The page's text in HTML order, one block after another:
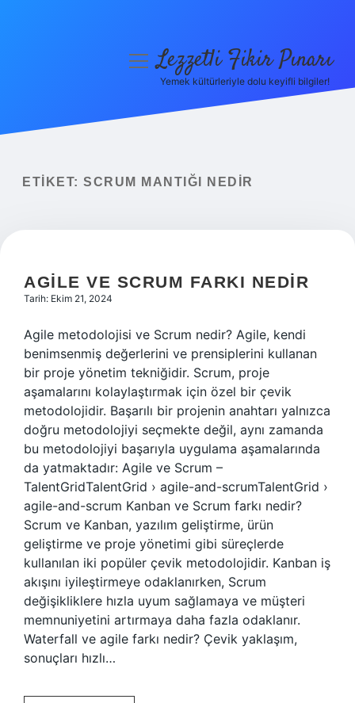
Yasal Uyarı
menüyüLezzetli Fikir Pınarı
Yemek kültürleriyle dolu keyifli bilgiler!
ETIKET: SCRUM MANTIĞI NEDIR
AGILE VE SCRUM FARKI NEDIR
Tarih: Ekim 21, 2024
Agile metodolojisi ve Scrum nedir? Agile, kendi
benimsenmiş değerlerini ve prensiplerini kullanan
bir proje yönetim tekniğidir. Scrum, proje
aşamalarını kolaylaştırmak için özel bir çevik
metodolojidir. Başarılı bir projenin anahtarı yalnızca
doğru metodolojiyi seçmekte değil, aynı zamanda
bu metodolojiyi başarıyla uygulama aşamalarında
da yatmaktadır: Agile ve Scrum –
TalentGridTalentGrid › agile-and-scrumTalentGrid ›
agile-and-scrum Kanban ve Scrum farkı nedir?
Scrum ve Kanban, yazılım geliştirme, ürün
geliştirme ve proje yönetimi gibi süreçlerde
kullanılan iki popüler çevik metodolojidir. Kanban iş
akışını iyileştirmeye odaklanırken, Scrum
değişikliklere hızla uyum sağlamaya ve müşteri
memnuniyetini artırmaya daha fazla odaklanır.
Waterfall ve agile farkı nedir? Çevik yaklaşım,
sonuçları hızlı…